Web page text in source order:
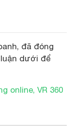
đã đóng
dưới để
online, VR 360